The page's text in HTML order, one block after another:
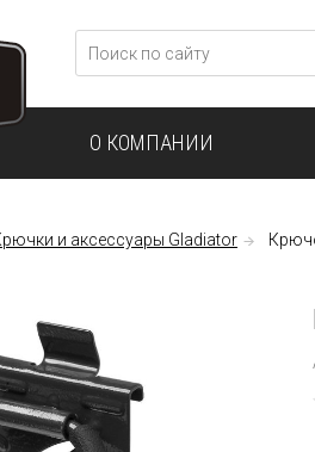
О КОМПАНИИ
и аксессуары Gladiator